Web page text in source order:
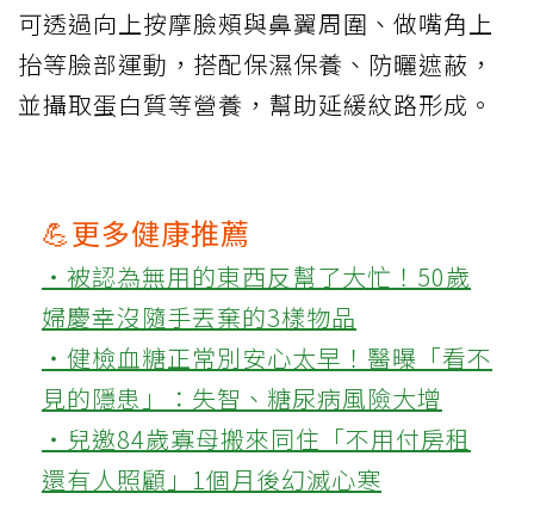
可透過向上按摩臉頰與鼻翼周圍、做嘴角上
抬等臉部運動，搭配保濕保養、防曬遮蔽，
並攝取蛋白質等營養，幫助延緩紋路形成。
💪更多健康推薦
‧被認為無用的東西反幫了大忙！50歲
婦慶幸沒隨手丟棄的3樣物品
‧健檢血糖正常別安心太早！醫曝「看不
見的隱患」：失智、糖尿病風險大增
‧兒邀84歲寡母搬來同住「不用付房租
還有人照顧」1個月後幻滅心寒